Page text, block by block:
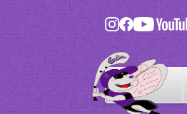
Skip
content